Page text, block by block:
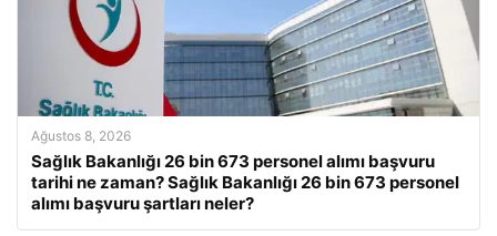
Ağustos 8, 2026
Sağlık Bakanlığı 26 bin 673 personel alımı başvuru
tarihi ne zaman? Sağlık Bakanlığı 26 bin 673 personel
alımı başvuru şartları neler?